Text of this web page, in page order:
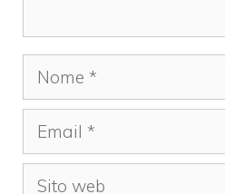
Nome
Email
Sito